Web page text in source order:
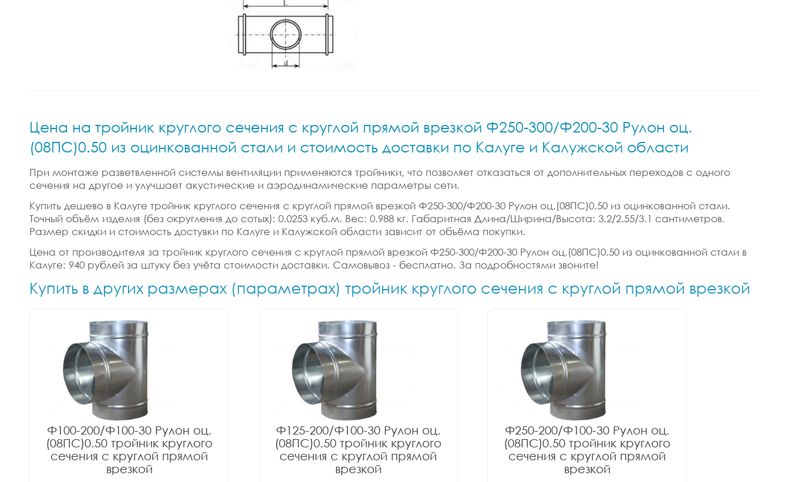
Цена на тройник круглого сечения с круглой прямой врезкой Ф250-300/Ф200-30 Рулон оц.
(08ПС)0.50 из оцинкованной стали и стоимость доставки по Калуге и Калужской области
При монтаже разветвленной системы вентиляции применяются тройники, что позволяет отказаться от дополнительных переходов с одного
сечения на другое и улучшает акустические и аэродинамические параметры сети.
Купить дешево в Калуге тройник круглого сечения с круглой прямой врезкой Ф250-300/Ф200-30 Рулон оц.(08ПС)0.50 из оцинкованной стали.
Точный объём изделия (без округления до сотых): 0.0253 куб.м. Вес: 0.988 кг. Габаритная Длина/Ширина/Высота: 3.2/2.55/3.1 сантиметров.
Размер скидки и стоимость достувки по Калуге и Калужской области зависит от объёма покупки.
Цена от производителя за тройник круглого сечения с круглой прямой врезкой Ф250-300/Ф200-30 Рулон оц.(08ПС)0.50 из оцинкованной стали в
Калуге: 940 рублей за штуку без учёта стоимости доставки. Самовывоз - бесплатно. За подробностями звоните!
Купить в других размерах (параметрах) тройник круглого сечения с круглой прямой врезкой
Ф100-200/Ф100-30 Рулон оц.
(08ПС)0.50 тройник круглого
сечения с круглой прямой
врезкой
Ф125-200/Ф100-30 Рулон оц.
(08ПС)0.50 тройник круглого
сечения с круглой прямой
врезкой
Ф250-200/Ф100-30 Рулон оц.
(08ПС)0.50 тройник круглого
сечения с круглой прямой
врезкой